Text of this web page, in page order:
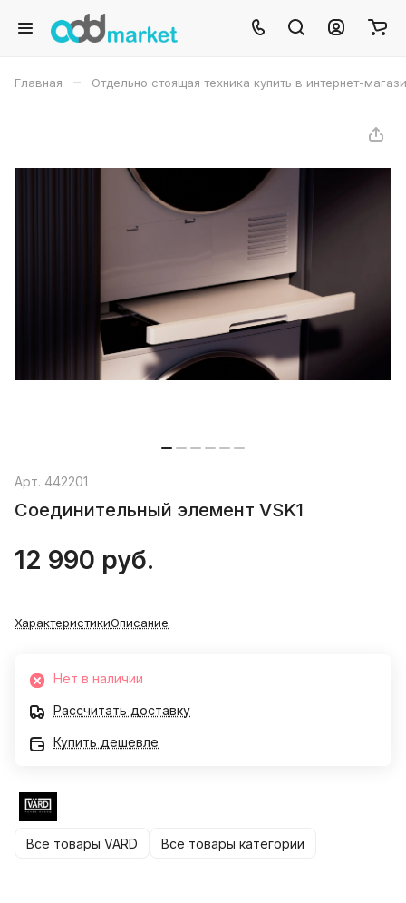
Главная – Отдельно стоящая техника купить в интернет-
Арт. 442201
Соединительный элемент VSK1
12 990 руб.
ХарактеристикиОписание
Нет в наличии
Рассчитать доставку
Купить дешевле
Все товары VARD Все товары категории